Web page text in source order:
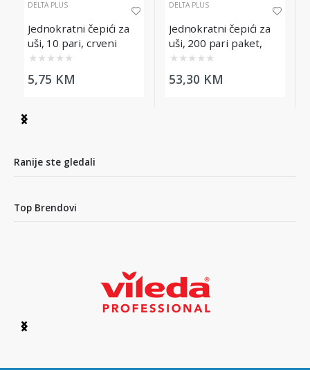
DELTA PLUS
Jednokratni čepići za
uši, 10 pari, crveni
★ ★ ★ ★ ★
5,75 KM
DELTA PLUS
Jednokratni čepići za
uši, 200 pari paket,
crveni
★ ★ ★ ★ ★
53,30 KM
Item
3
Ranije ste gledali
Top Brendovi
Item
6